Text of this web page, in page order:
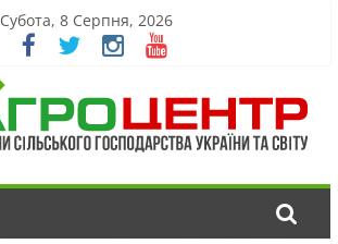
Субота, 8 Серпня, 2026